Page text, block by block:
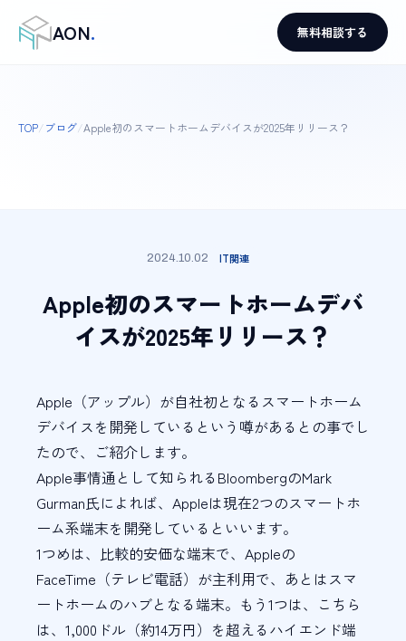
AON. 無料相談する
TOP/ブログ/Apple初のスマートホームデバイスが2025年リリース？
2024.10.02 IT関連
Apple初のスマートホームデバ
イスが2025年リリース？
Apple（アップル）が自社初となるスマートホーム
デバイスを開発しているという噂があるとの事でし
たので、ご紹介します。
Apple事情通として知られるBloombergのMark
Gurman氏によれば、Appleは現在2つのスマートホ
ーム系端末を開発しているといいます。
1つめは、比較的安価な端末で、Appleの
FaceTime（テレビ電話）が主利用で、あとはスマ
ートホームのハブとなる端末。もう1つは、こちら
は、1,000ドル（約14万円）を超えるハイエンド端